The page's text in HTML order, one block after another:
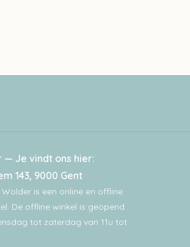
— Je vindt ons hier:
143, 9000 Gent
is een online en offline
De offline winkel is geopend
tot zaterdag van 11u tot